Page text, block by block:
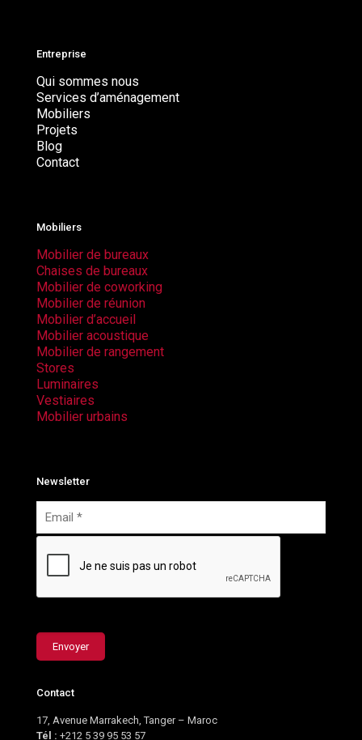
Entreprise
Qui sommes nous
Services d’aménagement
Mobiliers
Projets
Blog
Contact
Mobiliers
Mobilier de bureaux
Chaises de bureaux
Mobilier de coworking
Mobilier de réunion
Mobilier d’accueil
Mobilier acoustique
Mobilier de rangement
Stores
Luminaires
Vestiaires
Mobilier urbains
Newsletter
Contact
17, Avenue Marrakech, Tanger – Maroc
Tél : +212 5 39 95 53 57